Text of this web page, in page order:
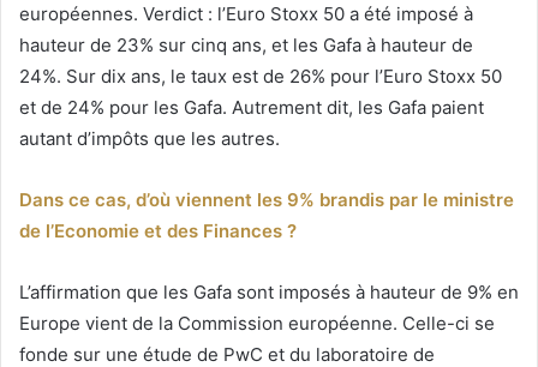
européennes. Verdict : l’Euro Stoxx 50 a été imposé à
hauteur de 23% sur cinq ans, et les Gafa à hauteur de
24%. Sur dix ans, le taux est de 26% pour l’Euro Stoxx 50
et de 24% pour les Gafa. Autrement dit, les Gafa paient
autant d’impôts que les autres.
Dans ce cas, d’où viennent les 9% brandis par le ministre
de l’Economie et des Finances ?
L’affirmation que les Gafa sont imposés à hauteur de 9% en
Europe vient de la Commission européenne. Celle-ci se
fonde sur une étude de PwC et du laboratoire de